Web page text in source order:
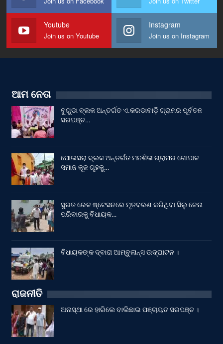
Youtube
Join us on Youtube
Instagram
Join us on Instagram
ଆମ ନେତା
ବୁଗୁଡା ବ୍ଲକ ଅନ୍ତର୍ଗତ ଏ.କରଡାବାଡ଼ି ଗ୍ରାମର ପୂର୍ବତନ
ସରପଞ୍ଚ…
ପୋଲସରା ବ୍ଲକ ଅନ୍ତର୍ଗତ ମନଶିଳା ଗ୍ରାମର ଗୋପାଳ
ସମାଜ କୂଳ ଗୃହକୁ…
ସୁରତ ରେଳ ଷ୍ଟେସନରେ ମୃତବରଣ କରିଥିବା ସିଲୁ ଜେନା
ପରିବାରକୁ ବିଧାୟକ…
ବିଧାୟକଙ୍କ ଦ୍ବାରା ଆମ୍ବୁଲାନ୍ସ ଉଦ୍‌ଘାଟନ ।
ରାଜନୀତି
ଅନାସ୍ଥା ରେ ହାରିଲେ ବାଲିଛାଇ ପଞ୍ଚାୟତ ସରପଞ୍ଚ ।